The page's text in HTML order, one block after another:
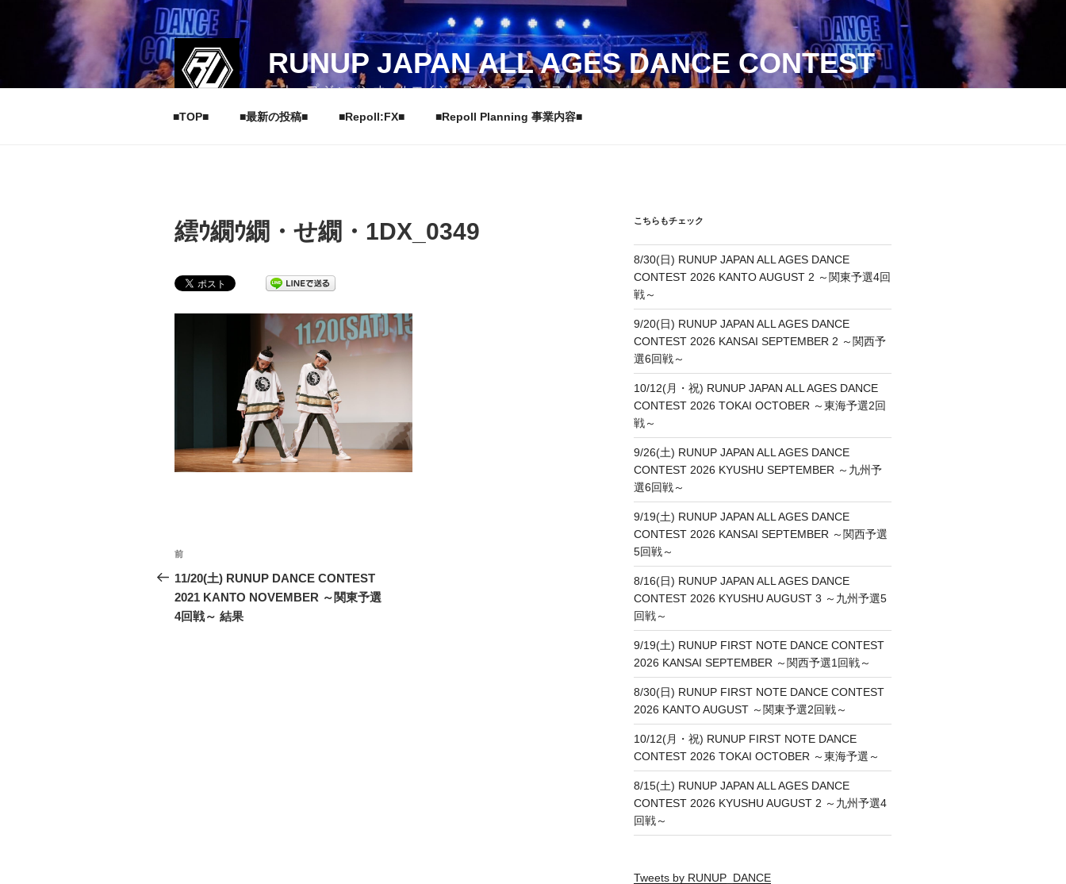
ツ
RUNUP JAPAN ALL AGES DANCE CONTEST
ラナップ ジャパンオールエイジーズダンスコンテスト
■TOP■ ■最新の投稿■ ■Repoll:FX■ ■Repoll Planning 事業内容■
繧ｳ繝ｳ繝・せ繝・1DX_0349
投
稿
ナ
前
の
投
稿
前
11/20(土) RUNUP DANCE CONTEST
2021 KANTO NOVEMBER ～関東予選
4回戦～ 結果
こちらもチェック
8/30(日) RUNUP JAPAN ALL AGES DANCE
CONTEST 2026 KANTO AUGUST 2 ～関東予選4回
戦～
9/20(日) RUNUP JAPAN ALL AGES DANCE
CONTEST 2026 KANSAI SEPTEMBER 2 ～関西予
選6回戦～
10/12(月・祝) RUNUP JAPAN ALL AGES DANCE
CONTEST 2026 TOKAI OCTOBER ～東海予選2回
戦～
9/26(土) RUNUP JAPAN ALL AGES DANCE
CONTEST 2026 KYUSHU SEPTEMBER ～九州予
選6回戦～
9/19(土) RUNUP JAPAN ALL AGES DANCE
CONTEST 2026 KANSAI SEPTEMBER ～関西予選
5回戦～
8/16(日) RUNUP JAPAN ALL AGES DANCE
CONTEST 2026 KYUSHU AUGUST 3 ～九州予選5
回戦～
9/19(土) RUNUP FIRST NOTE DANCE CONTEST
2026 KANSAI SEPTEMBER ～関西予選1回戦～
8/30(日) RUNUP FIRST NOTE DANCE CONTEST
2026 KANTO AUGUST ～関東予選2回戦～
10/12(月・祝) RUNUP FIRST NOTE DANCE
CONTEST 2026 TOKAI OCTOBER ～東海予選～
8/15(土) RUNUP JAPAN ALL AGES DANCE
CONTEST 2026 KYUSHU AUGUST 2 ～九州予選4
回戦～
Tweets by RUNUP_DANCE